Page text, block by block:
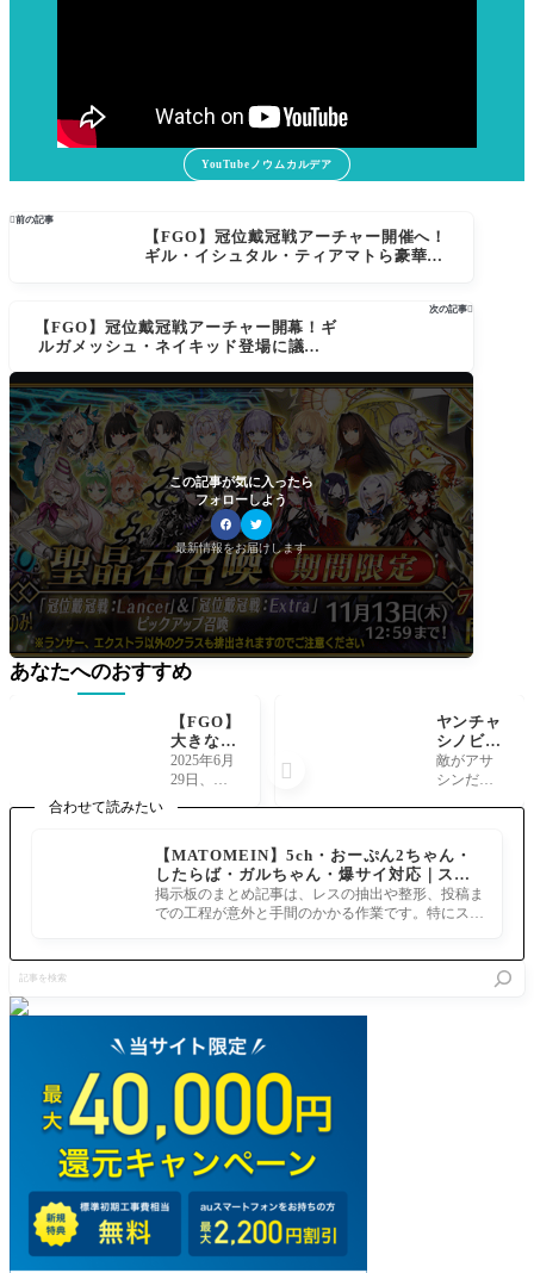
YouTubeノウムカルデア
前の記事
【FGO】冠位戴冠戦アーチャー開催へ！
ギル・イシュタル・ティアマトら豪華ピ
次の記事
【FGO】冠位戴冠戦アーチャー開幕！ギ
ルガメッシュ・ネイキッド登場に議論白
ス）？
この記事が気に入ったら
フォローしよう
最新情報をお届けします
合わせて読みたい
【MATOMEIN】5ch・おーぷん2ちゃん・
したらば・ガルちゃん・爆サイ対応｜スマ
ホでまとめ記事を作れるアプリ FGOのまと
め記事ができるまで
掲示板のまとめ記事は、レスの抽出や整形、投稿ま
での工程が意外と手間のかかる作業です。特にスマ
を
検
あなたへのおすすめ
【FGO】
大きな耳
はシバの
女王？ま
な描き下
ろしシル
エットが
公開「F
2025年6月
29日、『F
ろしサー
ヴァント
のシルエ
ットが公
たの
ヤンチャ
シノビ少
年 風の
ように風
ト高難易
度クエス
ト]ウエ
スタン忍
クリアま
敵がアサ
シンだっ
ン へいよ
ーかるで
らっく
す！ イベ
